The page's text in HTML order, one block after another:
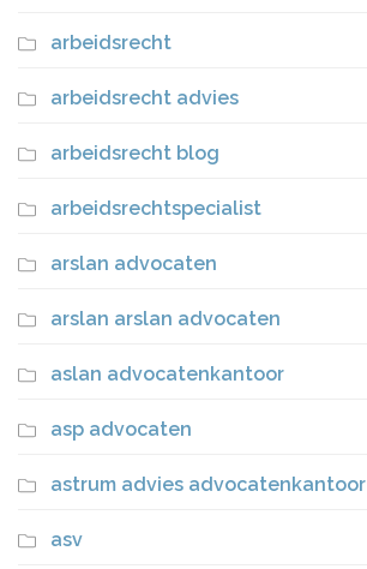
arbeidsrecht
arbeidsrecht advies
arbeidsrecht blog
arbeidsrechtspecialist
arslan advocaten
arslan arslan advocaten
aslan advocatenkantoor
asp advocaten
astrum advies advocatenkantoor
asv